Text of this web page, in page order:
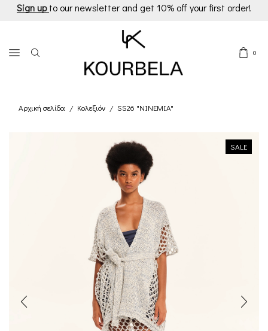
Sign up to our newsletter and get 10% off your first order!
0
Αρχική σελίδα / Κολεξιόν / SS26 "NINEMIA"
SALE